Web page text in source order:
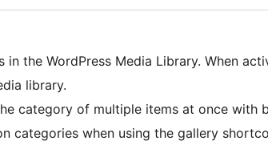
the WordPress Media Library. When
library.
category of multiple items at once with
categories when using the gallery